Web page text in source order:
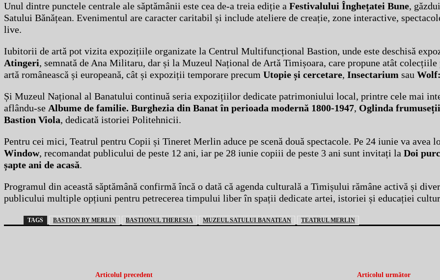
Unul dintre punctele centrale ale săptămânii este cea de-a treia ediție a Festivalului Înghețatei Bune,
Satului Bănățean. Evenimentul are caracter caritabil și include ateliere de creație, zone interactive,
live.
Iubitorii de artă pot vizita expozițiile organizate la Centrul Multifuncțional Bastion, unde este deschisă
Atingeri, semnată de Ana Militaru, dar și la Muzeul Național de Artă Timișoara, care propune atât colecțiile
artă românească și europeană, cât și expoziții temporare precum Utopie și cercetare, Insectarium sau
Și Muzeul Național al Banatului continuă seria expozițiilor dedicate patrimoniului local, printre cele mai
aflându-se Albume de familie. Burghezia din Banat în perioada modernă 1800-1947, Oglinda frumuseții
Bastion Viola, dedicată istoriei Politehnicii.
Pentru cei mici, Teatrul pentru Copii și Tineret Merlin aduce pe scenă două spectacole. Pe 24 iunie va avea
Window, recomandat publicului de peste 12 ani, iar pe 28 iunie copiii de peste 3 ani sunt invitați la Doi
șapte ani de acasă.
Programul din această săptămână confirmă încă o dată că agenda culturală a Timișului rămâne activă și
publicului multiple opțiuni pentru petrecerea timpului liber în spații dedicate artei, istoriei și educației
TAGS BASTION BY MERLIN BASTIONUL THERESIA MUZEUL SATULUI BANATEAN TEATRUL MERLIN
Articolul precedent Articolul următor